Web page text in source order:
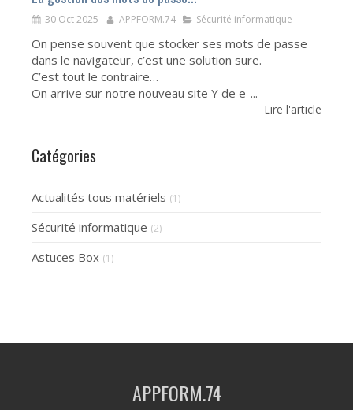
30 Oct 2025 APPFORM.74 Sécurité informatique
On pense souvent que stocker ses mots de passe
dans le navigateur, c’est une solution sure.
C’est tout le contraire…
On arrive sur notre nouveau site Y de e-...
Lire l'article
Catégories
Actualités tous matériels (1)
Sécurité informatique (2)
Astuces Box (1)
APPFORM.74